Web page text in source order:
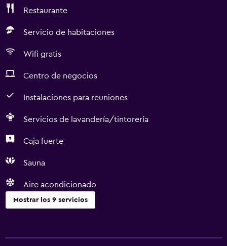
Restaurante
Servicio de habitaciones
Wifi gratis
Centro de negocios
Instalaciones para reuniones
Servicios de lavandería/tintorería
Caja fuerte
Sauna
Aire acondicionado
Mostrar los 9 servicios
Servicio de habitaciones